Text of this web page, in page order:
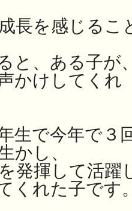
長を感じるこ
と、ある子が
かけしてくれ
生で今年で３
かし、
発揮して活躍
くれた子です